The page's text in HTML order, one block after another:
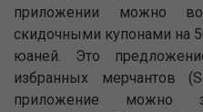
приложении можно
скидочными купонами на
юаней. Это
избранных мерчантов
приложение можно